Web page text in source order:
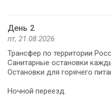
День 2
пт, 21.08.2026
Трансфер по территории
Санитарные остановки
Остановки для горячего
Ночной переезд.